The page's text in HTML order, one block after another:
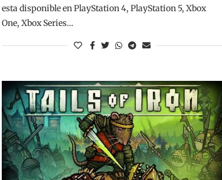
esta disponible en PlayStation 4, PlayStation 5, Xbox
One, Xbox Series…